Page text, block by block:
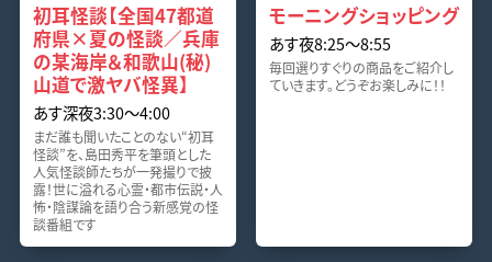
初耳怪談【全国47都道
府県×夏の怪談／兵庫
の某海岸＆和歌山(秘)
山道で激ヤバ怪異】
あす深夜3:30〜4:00
まだ誰も聞いたことのない“初耳
怪談”を、島田秀平を筆頭とした
人気怪談師たちが一発撮りで披
露！世に溢れる心霊・都市伝説・人
怖・陰謀論を語り合う新感覚の怪
談番組です
モーニングショッピング
あす夜8:25〜8:55
毎回選りすぐりの商品をご紹介し
ていきます。どうぞお楽しみに！！